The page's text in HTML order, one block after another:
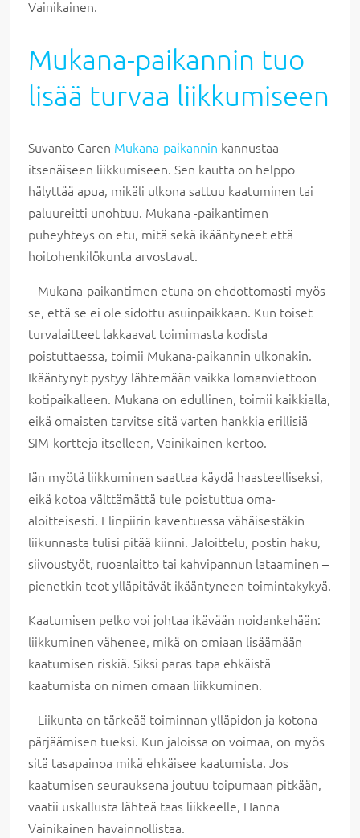
Vainikainen.
Mukana-paikannin tuo
lisää turvaa liikkumiseen
Suvanto Caren Mukana-paikannin kannustaa
itsenäiseen liikkumiseen. Sen kautta on helppo
hälyttää apua, mikäli ulkona sattuu kaatuminen tai
paluureitti unohtuu. Mukana -paikantimen
puheyhteys on etu, mitä sekä ikääntyneet että
hoitohenkilökunta arvostavat.
– Mukana-paikantimen etuna on ehdottomasti myös
se, että se ei ole sidottu asuinpaikkaan. Kun toiset
turvalaitteet lakkaavat toimimasta kodista
poistuttaessa, toimii Mukana-paikannin ulkonakin.
Ikääntynyt pystyy lähtemään vaikka lomanviettoon
kotipaikalleen. Mukana on edullinen, toimii kaikkialla,
eikä omaisten tarvitse sitä varten hankkia erillisiä
SIM-kortteja itselleen, Vainikainen kertoo.
Iän myötä liikkuminen saattaa käydä haasteelliseksi,
eikä kotoa välttämättä tule poistuttua oma-
aloitteisesti. Elinpiirin kaventuessa vähäisestäkin
liikunnasta tulisi pitää kiinni. Jaloittelu, postin haku,
siivoustyöt, ruoanlaitto tai kahvipannun lataaminen –
pienetkin teot ylläpitävät ikääntyneen toimintakykyä.
Kaatumisen pelko voi johtaa ikävään noidankehään:
liikkuminen vähenee, mikä on omiaan lisäämään
kaatumisen riskiä. Siksi paras tapa ehkäistä
kaatumista on nimen omaan liikkuminen.
– Liikunta on tärkeää toiminnan ylläpidon ja kotona
pärjäämisen tueksi. Kun jaloissa on voimaa, on myös
sitä tasapainoa mikä ehkäisee kaatumista. Jos
kaatumisen seurauksena joutuu toipumaan pitkään,
vaatii uskallusta lähteä taas liikkeelle, Hanna
Vainikainen havainnollistaa.